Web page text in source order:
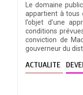
Le domaine
appartient à tous
l’objet d’une
conditions
conviction de
gouverneur du
ACTUALITE